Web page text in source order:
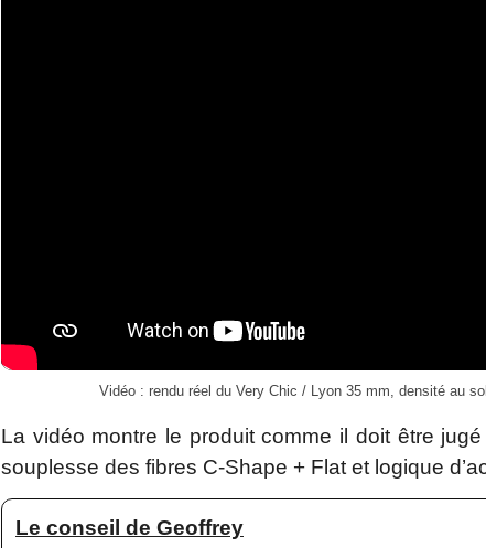
Vidéo : rendu réel du Very Chic / Lyon 35 mm, densité au
La vidéo montre le produit comme il doit être
souplesse des fibres C-Shape + Flat et logique
Le conseil de Geoffrey